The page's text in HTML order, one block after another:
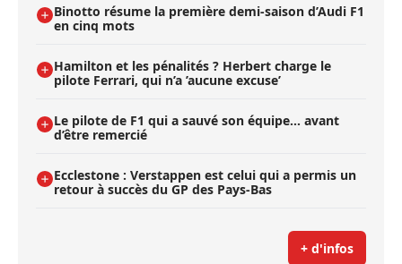
Binotto résume la première demi-saison d’Audi F1
en cinq mots
Hamilton et les pénalités ? Herbert charge le
pilote Ferrari, qui n’a ’aucune excuse’
Le pilote de F1 qui a sauvé son équipe… avant
d’être remercié
Ecclestone : Verstappen est celui qui a permis un
retour à succès du GP des Pays-Bas
+ d'infos